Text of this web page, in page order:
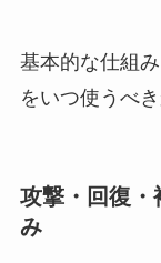
基本的な仕組
をいつ使うべ
攻撃・回復・
み